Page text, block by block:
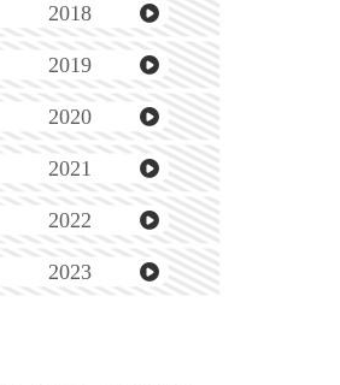
2018
2019
2020
2021
2022
2023